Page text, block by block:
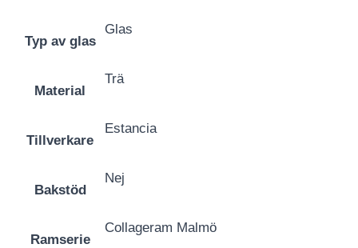
Typ av glas
Glas
Material
Trä
Tillverkare
Estancia
Bakstöd
Nej
Ramserie
Collageram Malmö